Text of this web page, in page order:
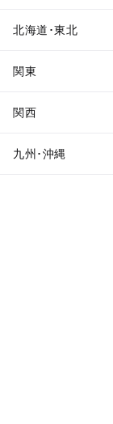
北海道･東北
関東
関西
九州･沖縄